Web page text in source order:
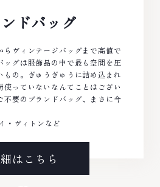
ドバッグ
らヴィンテージバッグまで高値で
ッグは服飾品の中で最も空間を圧
もの。ぎゅうぎゅうに詰め込まれ
使っていないなんてことはござい
不要のブランドバッグ、まさに今
・ヴィトンなど
はこちら